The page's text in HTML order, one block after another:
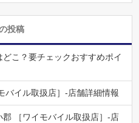
投稿
こ？要チェックおすすめポイ
バイル取扱店］-店舗詳細情報
［ワイモバイル取扱店］-店